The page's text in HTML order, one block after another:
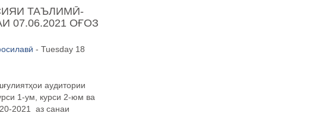
ТАЪЛИМӢ-
ОҒОЗ
- Tuesday 18
аудитории
1-ум, курси 2-юм ва
2021 аз санаи